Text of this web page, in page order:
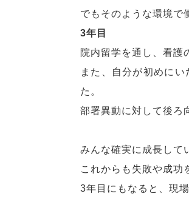
でもそのような環境で
3年目
院内留学を通し、看護
また、自分が初めに
た。
部署異動に対して後ろ
みんな確実に成長して
これからも失敗や成功
3年目にもなると、現